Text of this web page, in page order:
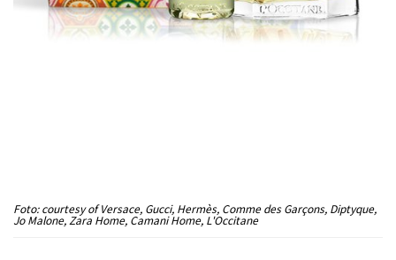
Foto: courtesy of Versace, Gucci, Hermès, Comme des Garçons, Diptyque,
Jo Malone, Zara Home, Camani Home, L'Occitane